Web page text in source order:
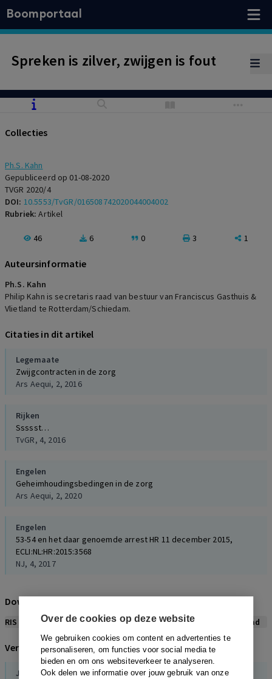
Over de cookies op deze website
We gebruiken cookies om content en advertenties te
personaliseren, om functies voor social media te
bieden en om ons websiteverkeer te analyseren.
Ook delen we informatie over jouw gebruik van onze
Boomportaal
Spreken is zilver, zwijgen is fout
Collecties
Ph.S. Kahn
Gepubliceerd op 01-08-2020
TVGR 2020/4
DOI: 10.5553/TvGR/016508742020044004002
Rubriek:Artikel
46 6 0 3 1
Auteursinformatie
Ph.S. Kahn
Philip Kahn is secretaris raad van bestuur van Franciscus Gasthuis &
Vlietland te Rotterdam/Schiedam.
Citaties in dit artikel
Legemaate
Zwijgcontracten in de zorg
Ars Aequi, 2, 2016
Rijken
Ssssst…
TvGR, 4, 2016
Engelen
Geheimhoudingsbedingen in de zorg
Ars Aequi, 2, 2020
Engelen
53-54 en het daar genoemde arrest HR 11 december 2015,
ECLI:NL:HR:2015:3568
NJ, 4, 2017
Download citeerwijze bij dit artikel
RIS BibTex APA Vancouver Leidraad
Verwijzingen naar dit artikel
J.J. Kempkes